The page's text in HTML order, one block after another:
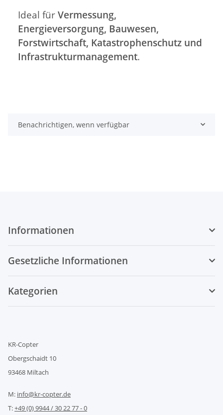
Ideal fürVermessung,
Energieversorgung, Bauwesen,
Forstwirtschaft, Katastrophenschutz und
Infrastrukturmanagement.
Benachrichtigen, wenn verfügbar
Informationen
Gesetzliche Informationen
Kategorien
KR-Copter
Obergschaidt 10
93468 Miltach
M: info@kr-copter.de
T:+49 (0) 9944 / 30 22 77 - 0